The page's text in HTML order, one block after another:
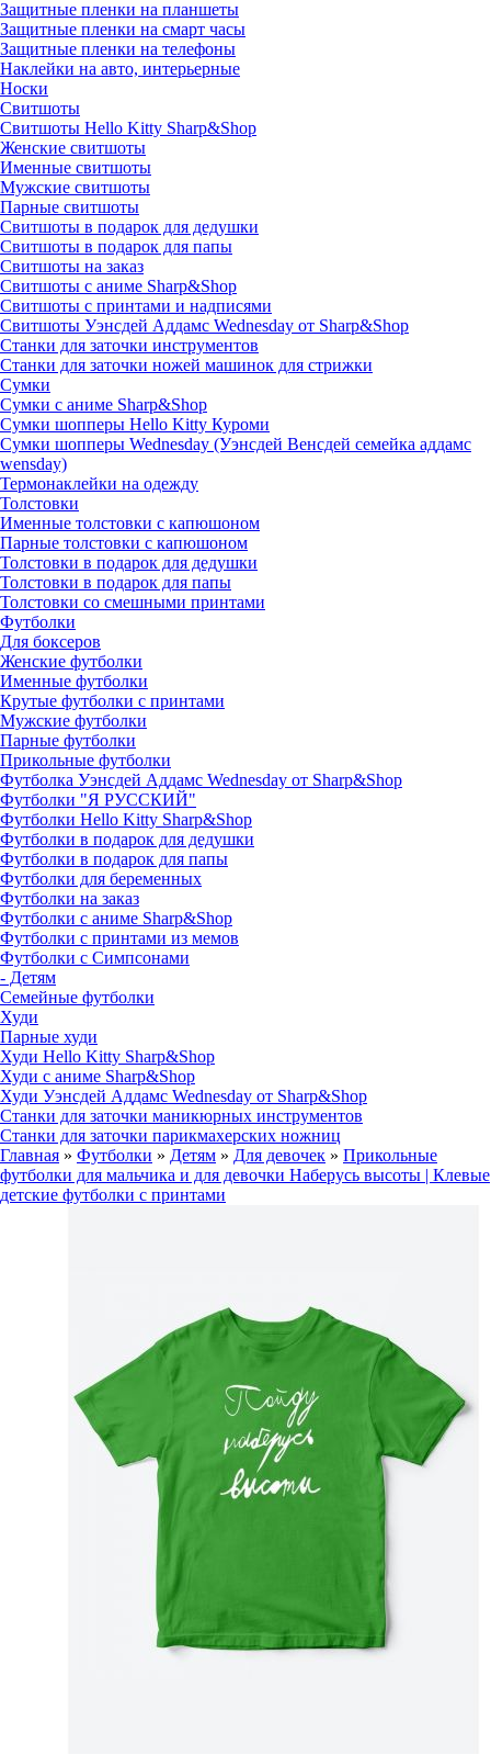
Защитные пленки на планшеты
Защитные пленки на смарт часы
Защитные пленки на телефоны
Наклейки на авто, интерьерные
Носки
Свитшоты
Cвитшоты Hello Kitty Sharp&Shop
Женские свитшоты
Именные свитшоты
Мужские свитшоты
Парные свитшоты
Свитшоты в подарок для дедушки
Свитшоты в подарок для папы
Свитшоты на заказ
Свитшоты с аниме Sharp&Shop
Свитшоты с принтами и надписями
Свитшоты Уэнсдей Аддамс Wednesday от Sharp&Shop
Станки для заточки инструментов
Станки для заточки ножей машинок для стрижки
Сумки
Сумки с аниме Sharp&Shop
Сумки шопперы Hello Kitty Куроми
Сумки шопперы Wednesday (Уэнсдей Венсдей семейка аддамс
wensday)
Термонаклейки на одежду
Толстовки
Именные толстовки с капюшоном
Парные толстовки с капюшоном
Толстовки в подарок для дедушки
Толстовки в подарок для папы
Толстовки со смешными принтами
Футболки
Для боксеров
Женские футболки
Именные футболки
Крутые футболки с принтами
Мужские футболки
Парные футболки
Прикольные футболки
Футболка Уэнсдей Аддамс Wednesday от Sharp&Shop
Футболки "Я РУССКИЙ"
Футболки Hello Kitty Sharp&Shop
Футболки в подарок для дедушки
Футболки в подарок для папы
Футболки для беременных
Футболки на заказ
Футболки с аниме Sharp&Shop
Футболки с принтами из мемов
Футболки с Симпсонами
- Детям
Семейные футболки
Худи
Парные худи
Худи Hello Kitty Sharp&Shop
Худи с аниме Sharp&Shop
Худи Уэнсдей Аддамс Wednesday от Sharp&Shop
Станки для заточки маникюрных инструментов
Станки для заточки парикмахерских ножниц
Главная » Футболки » Детям » Для девочек » Прикольные
футболки для мальчика и для девочки Наберусь высоты | Клевые
детские футболки с принтами